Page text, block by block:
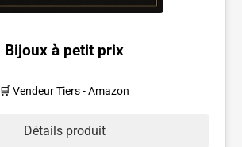
Bijoux à petit prix
🛒 Vendeur Tiers - Amazon
Détails produit